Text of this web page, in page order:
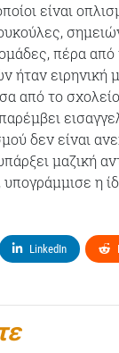
είναι
πέρα
ειρηνική
από το
δεν είναι
μαζική
η
LinkedIn